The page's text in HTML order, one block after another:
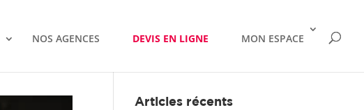
NOS AGENCES DEVIS EN LIGNE MON ESPACE
Articles récents